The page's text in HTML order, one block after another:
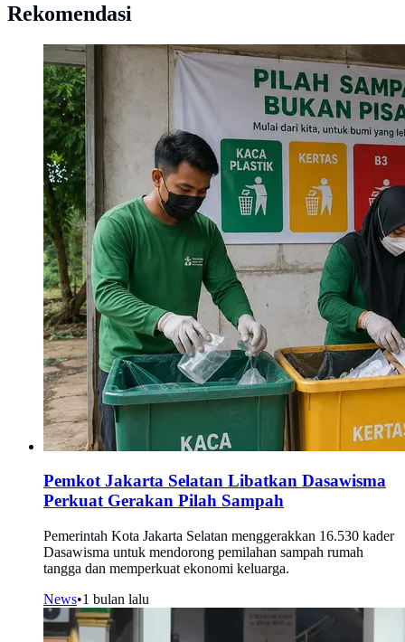
Rekomendasi
Pemkot Jakarta Selatan Libatkan Dasawisma
Perkuat Gerakan Pilah Sampah
Pemerintah Kota Jakarta Selatan menggerakkan 16.530 kader
Dasawisma untuk mendorong pemilahan sampah rumah
tangga dan memperkuat ekonomi keluarga.
News•1 bulan lalu